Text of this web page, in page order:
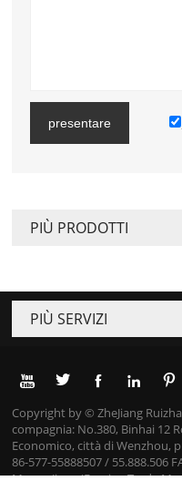
presentare
PIÙ PRODOTTI
PIÙ SERVIZI
    
Copyright by © ZheJiang
compagnia: No.380, Binhai 12
Economico, città di Wenzhou,
86-577-55888507 / 55.888.506
Mason Jiang (Foreign Trade